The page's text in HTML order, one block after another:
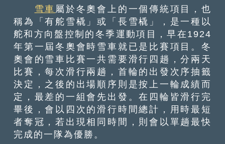
雪車 屬於冬奧會上的一個傳統項目，也
稱為「有舵雪橇」或「長雪橇」，是一種以
舵和方向盤控制的冬季運動項目，早在1924
年第一屆冬奧會時雪車就已是比賽項目。冬
奧會的雪車比賽一共需要滑行四趟，分兩天
比賽，每次滑行兩趟，首輪的出發次序抽籤
決定，之後的出場順序則是按上一輪成績而
定，最差的一組會先出發。在四輪皆滑行完
畢後，會以四次的滑行時間總計，用時最短
者奪冠，若出現相同時間，則會以單趟最快
完成的一隊為優勝。